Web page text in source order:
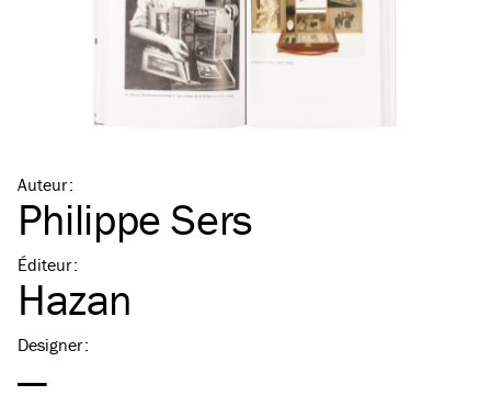
Auteur:
Philippe Sers
Éditeur:
Hazan
Designer:
—